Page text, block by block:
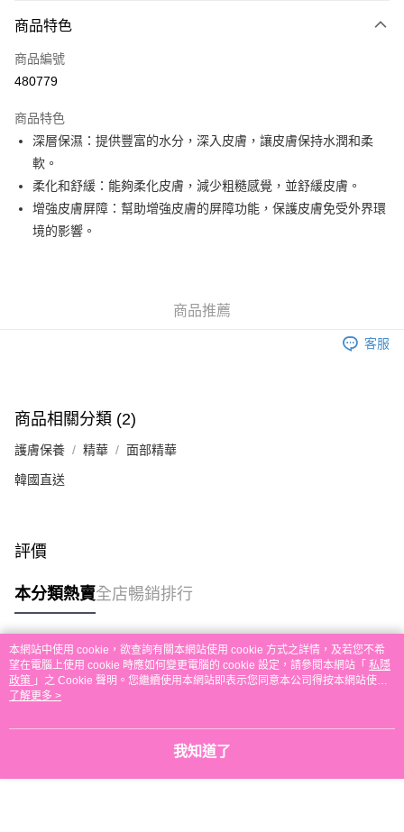
信用卡
Apple Pay
AlipayHK
PayMe
WeChat Pay
其他轉帳方式
單。 如果訂購後七個工作天內我們未能收到有關存款，有關訂單將被取消。
每筆HK$30.00，滿HK$580.00或以上免運費
本地配送
每筆HK$30.00，滿HK$580.00或以上免運費
其他地區配送
商品特色
商品編號
480779
商品特色
深層保濕：提供豐富的水分，深入皮膚，讓皮膚保持水潤和柔
軟。
柔化和舒緩：能夠柔化皮膚，減少粗糙感覺，並舒緩皮膚。
增強皮膚屏障：幫助增強皮膚的屏障功能，保護皮膚免受外界環
境的影響。
商品推薦
客服
商品相關分類 (2)
護膚保養 精華 面部精華
韓國直送
評價
本分類熱賣全店暢銷排行
熱門標籤
熱銷排行
本網站中使用 cookie，欲查詢有關本網站使用 cookie 方式之詳情，及若您不希
望在電腦上使用 cookie 時應如何變更電腦的 cookie 設定，請參閱本網站「 私隱
政策 」之 Cookie 聲明。您繼續使用本網站即表示您同意本公司得按本網站使用
條款之 Cookie 聲明使用 cookie。
了解更多 >
我知道了